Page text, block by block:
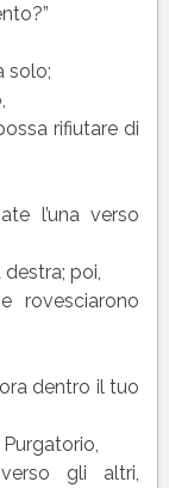
solo;
rifiutare di
l’una verso
poi,
rovesciarono
dentro il tuo
gli altri,